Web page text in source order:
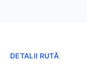
DETALII RUTĂ